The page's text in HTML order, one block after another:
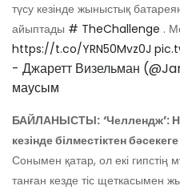
түсу кезінде жыныстық
айыптады # TheChallenge .
https://t.co/YRN50Mvz0J
- Джаретт Визельман
маусым
БАЙЛАНЫСТЫ: ‘Челлендж’:
кезінде білместіктен
Сонымен қатар, ол екі гипстің
танған кезде тіс щеткасымен